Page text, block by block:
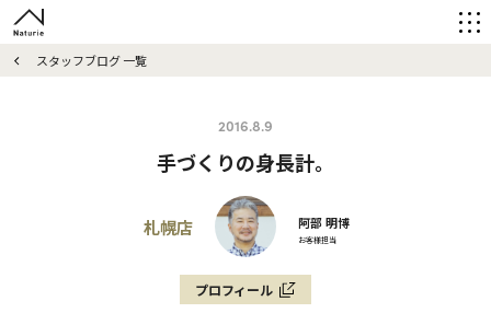
スタッフブログ 一覧
2016.8.9
手づくりの身長計。
札幌店 阿部 明博
お客様担当
プロフィール